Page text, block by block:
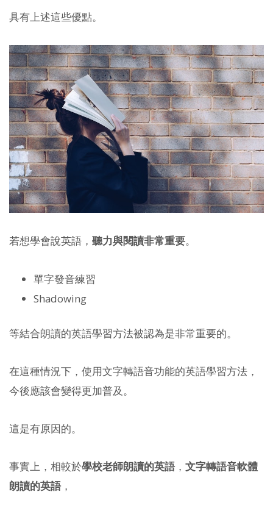
具有上述這些優點。
若想學會說英語， 聽力與閱讀非常重要。
單字發音練習
Shadowing
等結合朗讀的英語學習方法被認為是非常重要的。
在這種情況下，使用文字轉語音功能的英語學習方法，
今後應該會變得更加普及。
這是有原因的。
事實上，相較於學校老師朗讀的英語 ， 文字轉語音軟體
朗讀的英語 ，